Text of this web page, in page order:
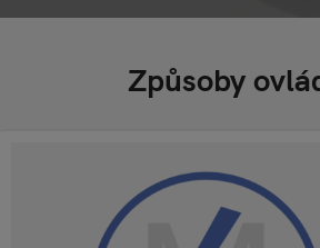
Způsoby